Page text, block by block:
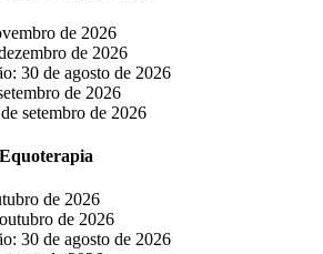
de 2026
de 2026
30 de agosto de 2026
de 2026
de setembro de 2026
de 2026
outubro de 2026
30 de agosto de 2026